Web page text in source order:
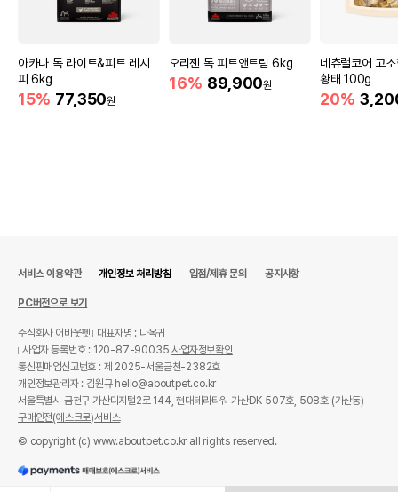
아카나 독 라이트&피트 레시
피 6kg
15% 77,350원
오리젠 독 피트앤트림 6kg
16% 89,900원
네츄럴코어 고
황태 100g
20%
서비스 이용약관 개인정보 처리방침 입점/제휴 문의 공지사항
PC버전으로 보기
주식회사 어바웃펫
대표자명 : 나옥귀
사업자 등록번호 : 120-87-90035사업자정보확인
통신판매업신고번호 : 제 2025-서울금천-2382호
개인정보관리자 : 김원규 hello@aboutpet.co.kr
서울특별시 금천구 가산디지털2로 144, 현대테라타워 가산DK 507호, 508호 (가산동)
구매안전(에스크로)서비스
© copyright (c) www.aboutpet.co.kr all rights reserved.